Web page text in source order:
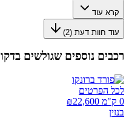
קרא עוד
עוד חוות דעת (2
)
רכבים נוספים שגולשים בדקו
לכל הפרטים
0 ק"מ ₪
22,600
בנזין